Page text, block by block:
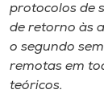
Selecione
protocolos de
de retorno às
o segundo
remotas em
teóricos.